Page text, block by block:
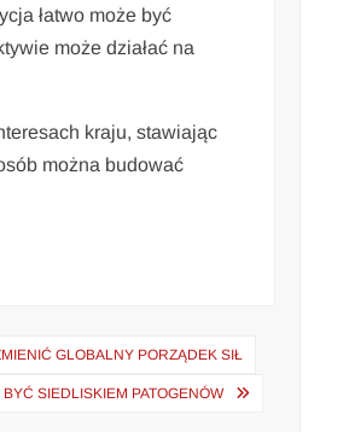
łatwo może być
może działać na
kraju, stawiając
można budować
GLOBALNY PORZĄDEK SIŁ
SIEDLISKIEM PATOGENÓW